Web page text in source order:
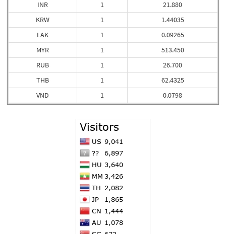
INR
KRW
LAK
MYR
RUB
THB
VND
1
1
1
1
1
1
1
21.880
1.44035
0.09265
513.450
26.700
62.4325
0.0798